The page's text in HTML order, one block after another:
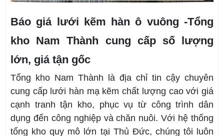
Báo giá lưới kẽm hàn ô vuông -Tổng
kho Nam Thành cung cấp số lượng
lớn, giá tận gốc
Tổng kho Nam Thành là địa chỉ tin cậy chuyên
cung cấp lưới hàn mạ kẽm chất lượng cao với giá
cạnh tranh tận kho, phục vụ từ công trình dân
dụng đến công nghiệp và chăn nuôi. Với hệ thống
tổng kho quy mô lớn tại Thủ Đức, chúng tôi luôn